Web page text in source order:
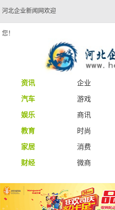
河北企业新闻网欢迎
您！
资讯 企业
汽车
游戏
娱乐
商讯
教育
时尚
家居
消费
财经
微商